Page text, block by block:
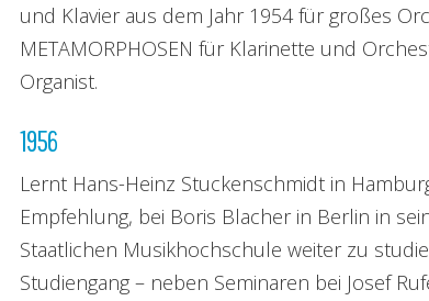
und Klavier aus dem Jahr 1954 für großes
METAMORPHOSEN für Klarinette und
Organist.
1956
Lernt Hans-Heinz Stuckenschmidt in
Empfehlung, bei Boris Blacher in Berlin in
Staatlichen Musikhochschule weiter zu
Studiengang – neben Seminaren bei Josef